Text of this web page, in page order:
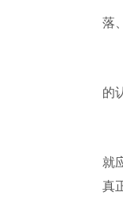
落
的
就
真